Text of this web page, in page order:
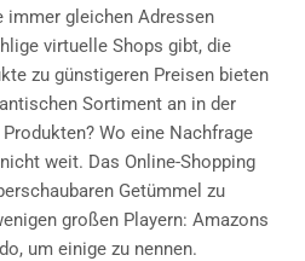
immer gleichen Adressen
virtuelle Shops gibt, die
zu günstigeren Preisen bieten
Sortiment an in der
Wo eine Nachfrage
weit. Das Online-Shopping
Getümmel zu
großen Playern: Amazons
um einige zu nennen.